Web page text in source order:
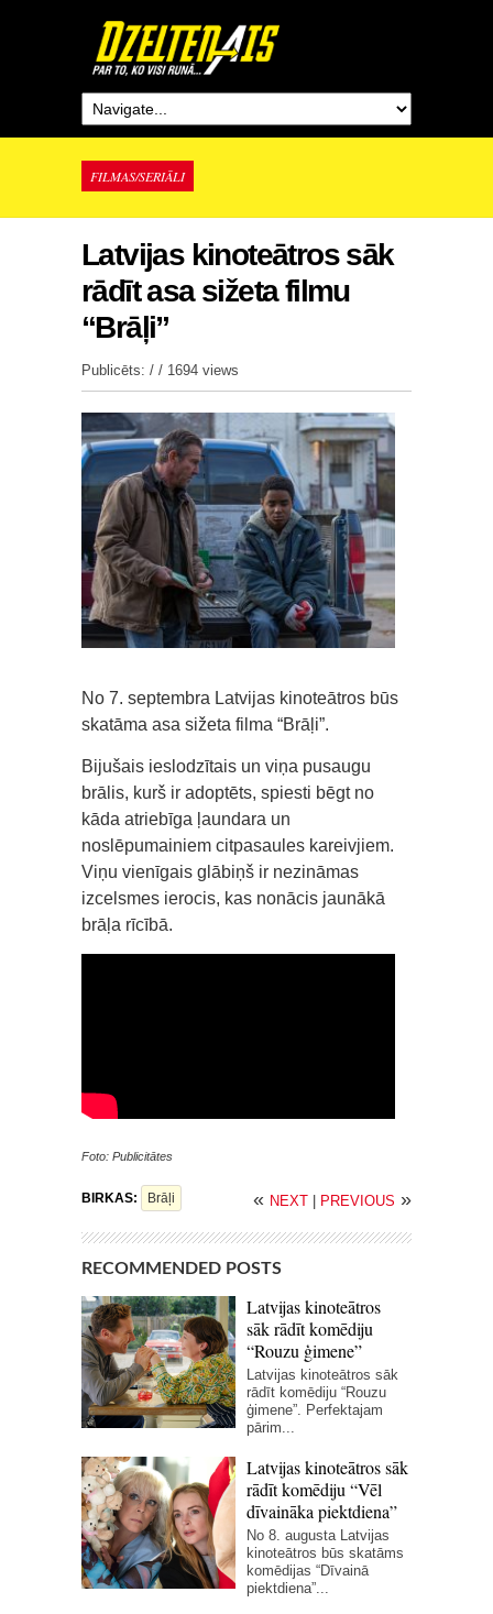
FILMAS/SERIĀLI
Latvijas kinoteātros sāk
rādīt asa sižeta filmu
“Brāļi”
Publicēts: / / 1694 views
No 7. septembra Latvijas kinoteātros būs
skatāma asa sižeta filma “Brāļi”.
Bijušais ieslodzītais un viņa pusaugu
brālis, kurš ir adoptēts, spiesti bēgt no
kāda atriebīga ļaundara un
noslēpumainiem citpasaules kareivjiem.
Viņu vienīgais glābiņš ir nezināmas
izcelsmes ierocis, kas nonācis jaunākā
brāļa rīcībā.
Foto: Publicitātes
BIRKAS: Brāļi « NEXT PREVIOUS »
RECOMMENDED POSTS
Latvijas kinoteātros
sāk rādīt komēdiju
“Rouzu ģimene”
Latvijas kinoteātros sāk
rādīt komēdiju “Rouzu
ģimene”. Perfektajam
pārim...
Latvijas kinoteātros sāk
rādīt komēdiju “Vēl
dīvaināka piektdiena”
No 8. augusta Latvijas
kinoteātros būs skatāms
komēdijas “Dīvainā
piektdiena”...